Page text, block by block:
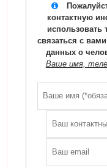
контактную
использовать
связаться с
данных о
Ваше имя,